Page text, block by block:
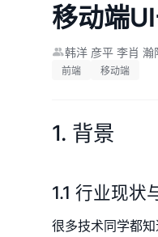
移动端
韩洋 彦平 李肖 瀚
前端 移动端
1. 背景
1.1 行业现状
很多技术同学都